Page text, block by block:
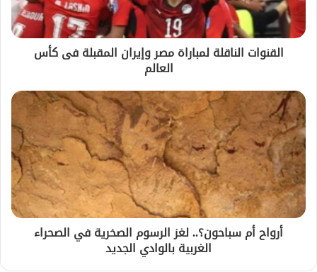
القنوات الناقلة لمباراة مصر وإيران المقبلة فى كأس
العالم
أرواح أم سباحون؟.. لغز الرسوم الصخرية في الصحراء
الغربية بالوادي الجديد